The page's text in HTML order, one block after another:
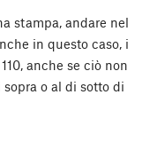
stampa, andare nel
in questo caso, i
anche se ciò non
o al di sotto di